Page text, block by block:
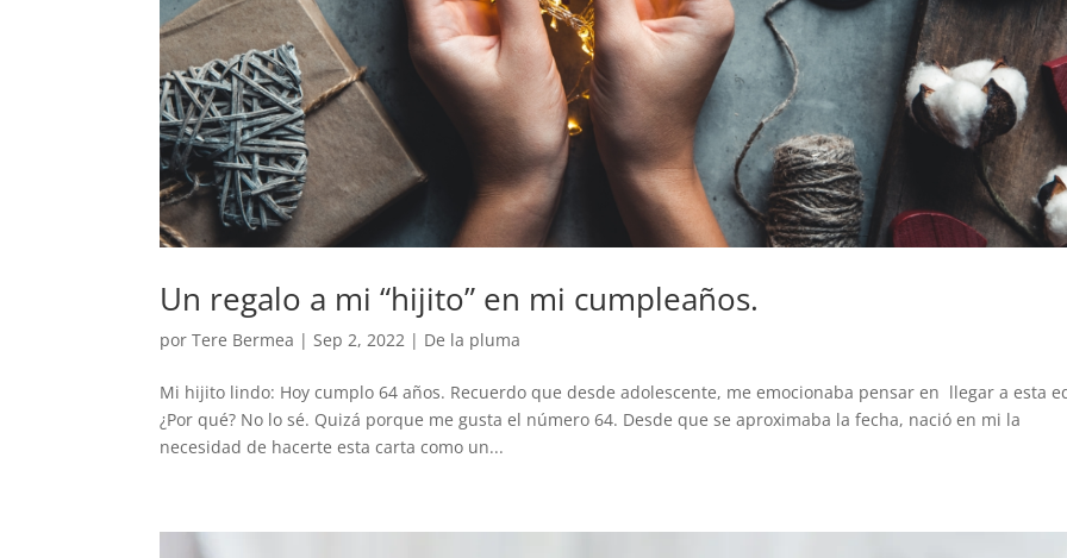
Un regalo a mi “hijito” en mi cumpleaños.
porTere Bermea |Sep 2, 2022 | De la pluma
Mi hijito lindo: Hoy cumplo 64 años. Recuerdo que desde adolescente, me emocionaba pensar en llegar a esta
¿Por qué? No lo sé. Quizá porque me gusta el número 64. Desde que se aproximaba la fecha, nació en mi la
necesidad de hacerte esta carta como un...